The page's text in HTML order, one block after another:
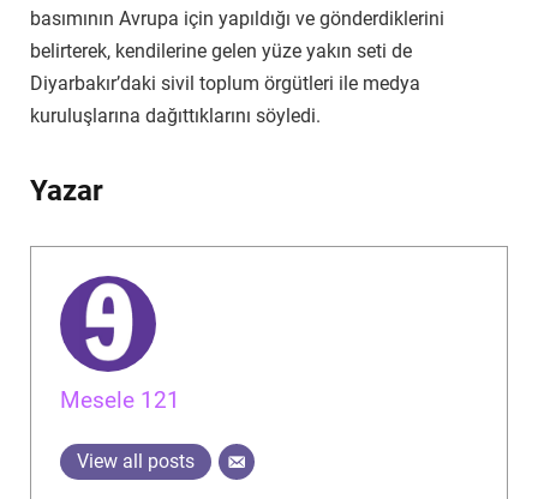
basımının Avrupa için yapıldığı ve gönderdiklerini
belirterek, kendilerine gelen yüze yakın seti de
Diyarbakır’daki sivil toplum örgütleri ile medya
kuruluşlarına dağıttıklarını söyledi.
Yazar
Mesele 121
View all posts